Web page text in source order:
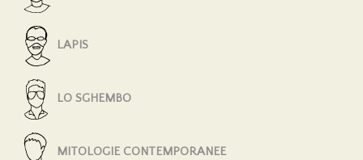
LAPIS
LO SGHEMBO
MITOLOGIE CONTEMPORANEE